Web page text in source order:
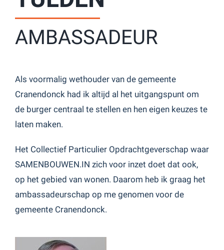
AMBASSADEUR
Als voormalig wethouder van de gemeente
Cranendonck had ik altijd al het uitgangspunt om
de burger centraal te stellen en hen eigen keuzes te
laten maken.
Het Collectief Particulier Opdrachtgeverschap waar
SAMENBOUWEN.IN zich voor inzet doet dat ook,
op het gebied van wonen. Daarom heb ik graag het
ambassadeurschap op me genomen voor de
gemeente Cranendonck.